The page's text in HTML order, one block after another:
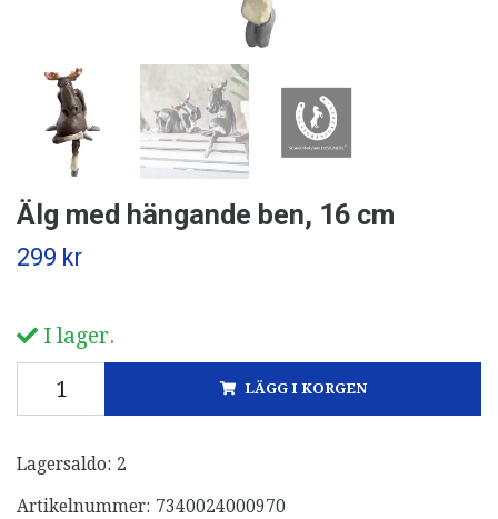
Älg med hängande ben, 16 cm
299 kr
I lager.
LÄGG I KORGEN
Lagersaldo: 2
Artikelnummer: 7340024000970